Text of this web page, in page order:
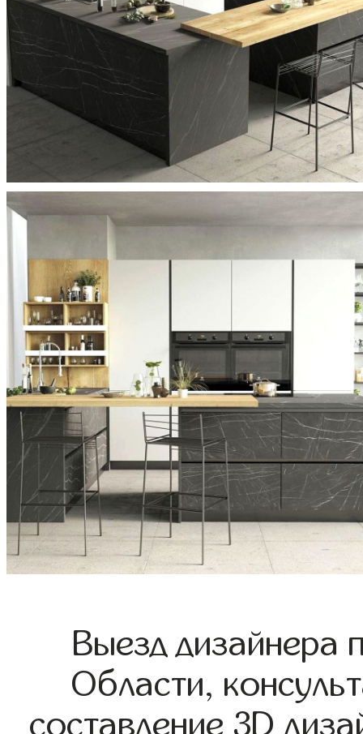
Выезд дизайнера
Области,
составление 3D